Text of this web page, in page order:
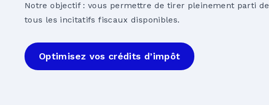
Notre objectif : vous permettre de tirer pleinement parti de
tous les incitatifs fiscaux disponibles.
Optimisez vos crédits d’impôt